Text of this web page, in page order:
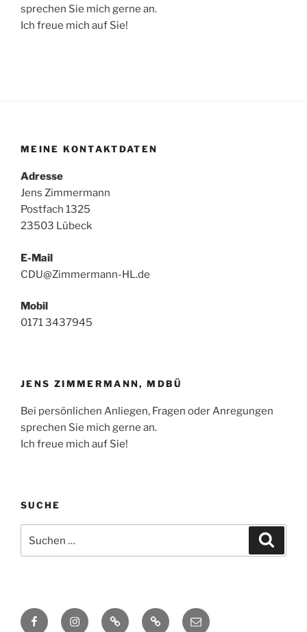
sprechen Sie mich gerne an.
Ich freue mich auf Sie!
MEINE KONTAKTDATEN
Adresse
Jens Zimmermann
Postfach 1325
23503 Lübeck
E-Mail
CDU@Zimmermann-HL.de
Mobil
0171 3437945
JENS ZIMMERMANN, MDBÜ
Bei persönlichen Anliegen, Fragen oder Anregungen
sprechen Sie mich gerne an.
Ich freue mich auf Sie!
SUCHE
nach:
FacebookInstagramTikTok ThreadsE-